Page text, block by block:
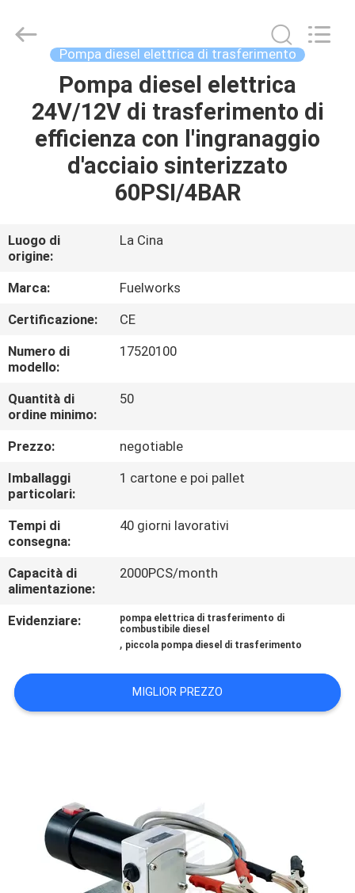
PRODOTTI
CHI
SIAMO
GIRO
DELLA
FABBRICA
CONTROLLO
DI
QUALITÀ
CONTATTACI
NOTIZIA
RICHIEDI
PREVENTIVO
PRIVACY
POLICY
Machinery
Pompa diesel elettrica di trasferimento
Pompa diesel elettrica
24V/12V di trasferimento di
efficienza con l'ingranaggio
d'acciaio sinterizzato
60PSI/4BAR
Luogo di
origine:
La Cina
Marca:
Fuelworks
Certificazione:
CE
Numero di
modello:
17520100
Quantità di
ordine minimo:
50
Prezzo:
negotiable
Imballaggi
particolari:
1 cartone e poi pallet
Tempi di
consegna:
40 giorni lavorativi
Capacità di
alimentazione:
2000PCS/month
Evidenziare:
pompa elettrica di trasferimento di
combustibile diesel
, piccola pompa diesel di trasferimento
MIGLIOR PREZZO